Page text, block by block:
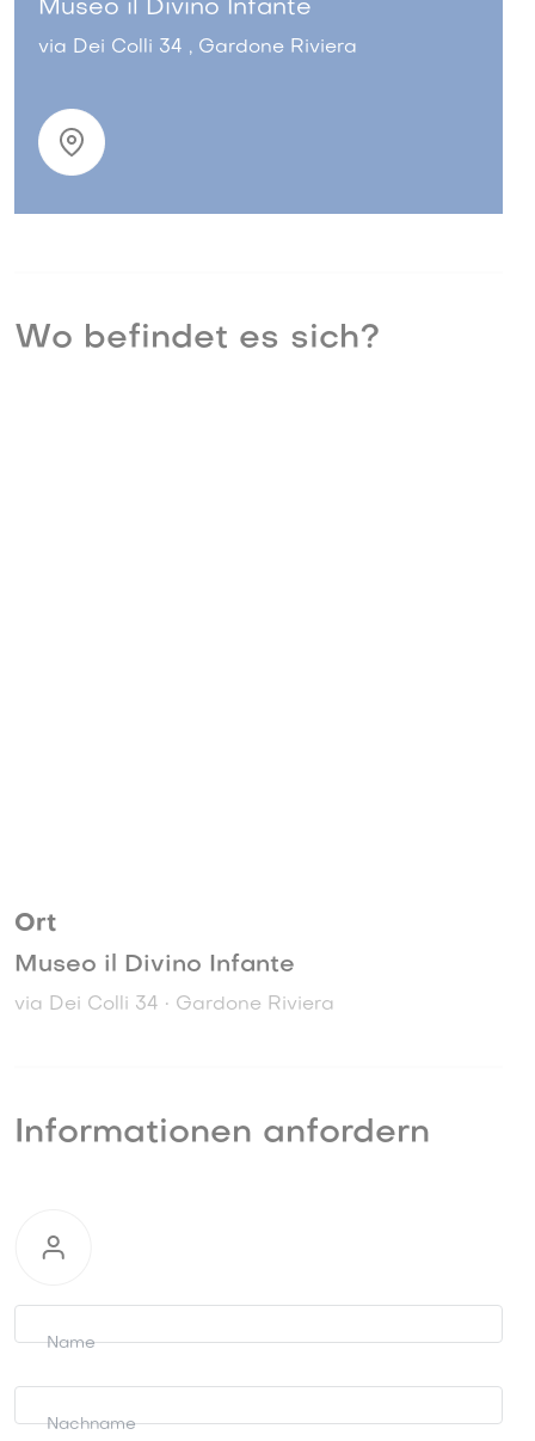
Museo il Divino Infante
via Dei Colli 34 , Gardone Riviera
Wo befindet es sich?
Ort
Museo il Divino Infante
via Dei Colli 34 • Gardone Riviera
Informationen anfordern
Informationen
anfordern
Name
Nachname